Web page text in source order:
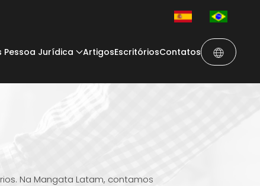
Pessoa Jurídica ArtigosEscritóriosContatos
Na Mangata Latam, contamos